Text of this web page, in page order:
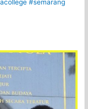
#semarang